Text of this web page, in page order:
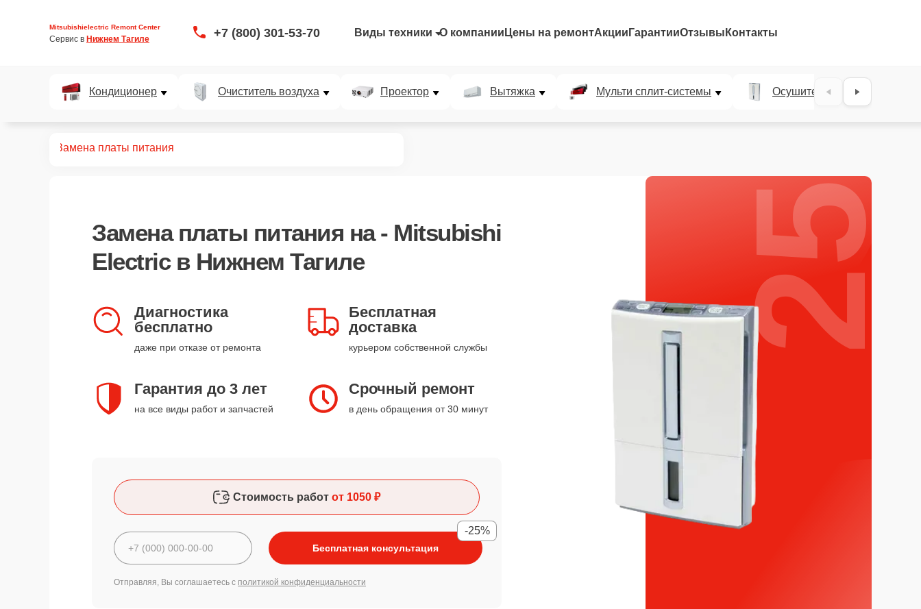
Mitsubishielectric Remont Center
Сервис в Нижнем Тагиле +7 (800) 301-53-70 Виды техники О компании Цены на ремонтАкции ГарантииОтзывы Контакты
Кондиционер Очиститель воздуха Проектор Вытяжка Мульти сплит-системы Осушители воздуха
Замена платы питания
Замена платы питания на - Mitsubishi
Electric в Нижнем Тагиле
Диагностика
бесплатно
даже при отказе от ремонта
Бесплатная
доставка
курьером собственной службы
Гарантия до 3 лет
на все виды работ и запчастей
Срочный ремонт
в день обращения от 30 минут
Стоимость работ от 1050 ₽
Бесплатная консультация
-25%
Отправляя, Вы соглашаетесь с политикой конфиденциальности
25%